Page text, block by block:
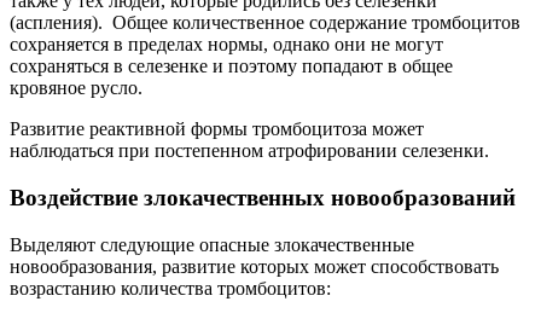
(аспления). Общее количественное содержание тромбоцитов
сохраняется в пределах нормы, однако они не могут
сохраняться в селезенке и поэтому попадают в общее
кровяное русло.
Развитие реактивной формы тромбоцитоза может
наблюдаться при постепенном атрофировании селезенки.
Воздействие злокачественных новообразований
Выделяют следующие опасные злокачественные
новообразования, развитие которых может способствовать
возрастанию количества тромбоцитов: